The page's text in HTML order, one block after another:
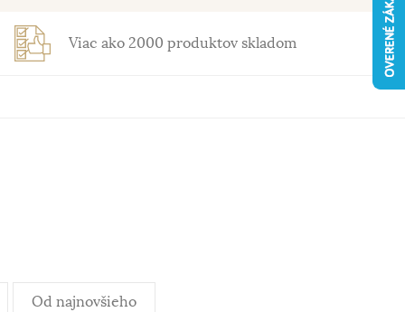
Viac ako 2000 produktov skladom
Od najnovšieho